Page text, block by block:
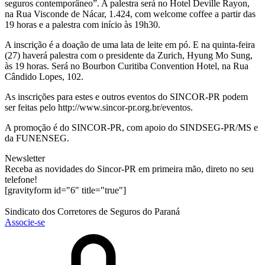
seguros contemporâneo”. A palestra será no Hotel Deville Rayon,
na Rua Visconde de Nácar, 1.424, com welcome coffee a partir das
19 horas e a palestra com início às 19h30.
A inscrição é a doação de uma lata de leite em pó. E na quinta-feira
(27) haverá palestra com o presidente da Zurich, Hyung Mo Sung,
às 19 horas. Será no Bourbon Curitiba Convention Hotel, na Rua
Cândido Lopes, 102.
As inscrições para estes e outros eventos do SINCOR-PR podem
ser feitas pelo http://www.sincor-pr.org.br/eventos.
A promoção é do SINCOR-PR, com apoio do SINDSEG-PR/MS e
da FUNENSEG.
Newsletter
Receba as novidades do Sincor-PR em primeira mão, direto no seu
telefone!
[gravityform id="6" title="true"]
Sindicato dos Corretores de Seguros do Paraná
Associe-se